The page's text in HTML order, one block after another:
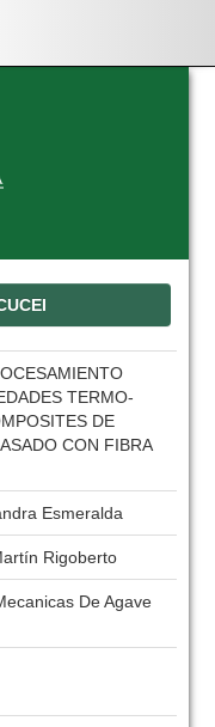
TERMO-
DE
CON FIBRA
Esmeralda
Rigoberto
De Agave